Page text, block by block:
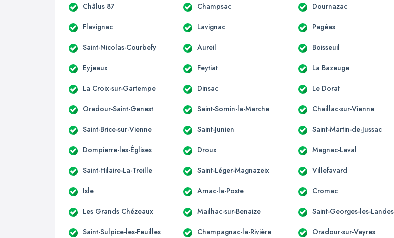
Châlus 87 Champsac Dournazac
Flavignac Lavignac Pagéas
Saint-Nicolas-Courbefy Aureil Boisseuil
Eyjeaux Feytiat La Bazeuge
La Croix-sur-Gartempe Dinsac Le Dorat
Oradour-Saint-Genest Saint-Sornin-la-Marche Chaillac-sur-Vienne
Saint-Brice-sur-Vienne Saint-Junien Saint-Martin-de-Jussac
Dompierre-les-Églises Droux Magnac-Laval
Saint-Hilaire-La-Treille Saint-Léger-Magnazeix Villefavard
Isle Arnac-la-Poste Cromac
Les Grands Chézeaux Mailhac-sur-Benaize Saint-Georges-les-Landes
Saint-Sulpice-les-Feuilles Champagnac-la-Rivière Oradour-sur-Vayres